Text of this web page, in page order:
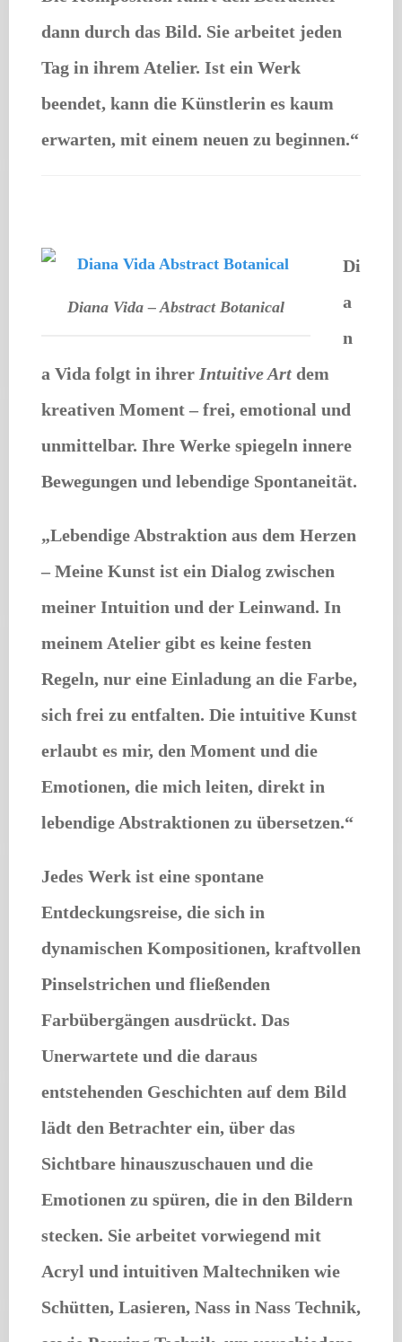
dann durch das Bild. Sie arbeitet jeden
Tag in ihrem Atelier. Ist ein Werk
beendet, kann die Künstlerin es kaum
erwarten, mit einem neuen zu beginnen.“
Diana Vida – Abstract Botanical
Di
a
n
a Vida folgt in ihrer Intuitive Art dem
kreativen Moment – frei, emotional und
unmittelbar. Ihre Werke spiegeln innere
Bewegungen und lebendige Spontaneität.
„Lebendige Abstraktion aus dem Herzen
– Meine Kunst ist ein Dialog zwischen
meiner Intuition und der Leinwand. In
meinem Atelier gibt es keine festen
Regeln, nur eine Einladung an die Farbe,
sich frei zu entfalten. Die intuitive Kunst
erlaubt es mir, den Moment und die
Emotionen, die mich leiten, direkt in
lebendige Abstraktionen zu übersetzen.“
Jedes Werk ist eine spontane
Entdeckungsreise, die sich in
dynamischen Kompositionen, kraftvollen
Pinselstrichen und fließenden
Farbübergängen ausdrückt. Das
Unerwartete und die daraus
entstehenden Geschichten auf dem Bild
lädt den Betrachter ein, über das
Sichtbare hinauszuschauen und die
Emotionen zu spüren, die in den Bildern
stecken. Sie arbeitet vorwiegend mit
Acryl und intuitiven Maltechniken wie
Schütten, Lasieren, Nass in Nass Technik,